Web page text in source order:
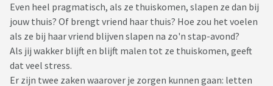
Even heel pragmatisch, als ze thuiskomen, slapen ze dan bij
jouw thuis? Of brengt vriend haar thuis? Hoe zou het voelen
als ze bij haar vriend blijven slapen na zo'n stap-avond?
Als jij wakker blijft en blijft malen tot ze thuiskomen, geeft
dat veel stress.
Er zijn twee zaken waarover je zorgen kunnen gaan: letten